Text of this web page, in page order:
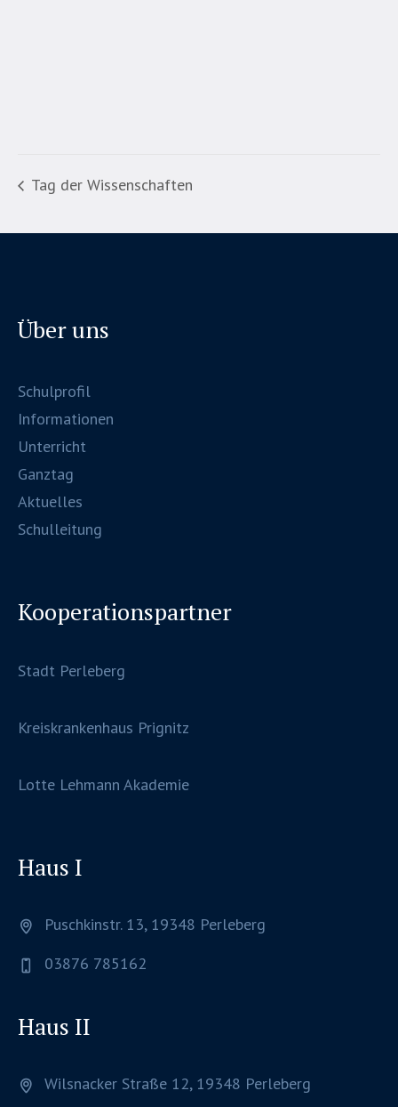
Tag der Wissenschaften
Über uns
Schulprofil
Informationen
Unterricht
Ganztag
Aktuelles
Schulleitung
Kooperationspartner
Stadt Perleberg
Kreiskrankenhaus Prignitz
Lotte Lehmann Akademie
Haus I
Puschkinstr. 13, 19348 Perleberg
03876 785162
Haus II
Wilsnacker Straße 12, 19348 Perleberg